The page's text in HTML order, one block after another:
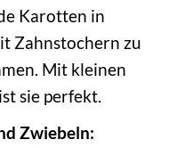
Karotten in
Zahnstochern zu
Mit kleinen
sie perfekt.
Zwiebeln: